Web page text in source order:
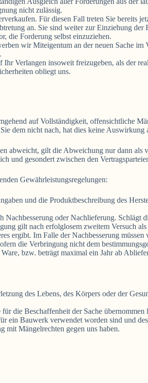
nicht zulässig.
Für diesen Fall treten Sie bereits
an. Sie sind weiter zur Einziehung
die Forderung selbst einzuziehen.
wir Miteigentum an der neuen Sache im
Verlangen insoweit freizugeben, als der
obliegt uns.
auf Vollständigkeit, offensichtliche
dem nicht nach, hat dies keine Auswirkung
abweicht, gilt die Abweichung nur dann als
und gesondert zwischen den
Gewährleistungsregelungen:
und die Produktbeschreibung des
oder Nachlieferung.
gilt nach erfolglosem zweitem Versuch
ergibt. Im Falle der Nachbesserung
die Verbringung nicht dem
bzw. beträgt maximal ein Jahr ab
des Lebens, des Körpers oder der
die Beschaffenheit der Sache übernommen
ein Bauwerk verwendet worden sind und
mit Mängelrechten gegen uns haben.